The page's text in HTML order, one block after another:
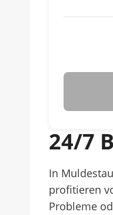
24/7
In
profitieren
Probleme